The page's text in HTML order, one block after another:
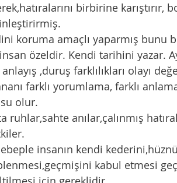
birbirine
koruma amaçlı yaparmış bunu
,duruş farklılıkları olayı
farklı yorumlama, farklı
olur.
kabul etmesi